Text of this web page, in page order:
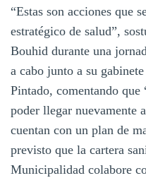
“Estas son acciones que
estratégico de salud”,
Bouhid durante una
a cabo junto a su
Pintado, comentando que
poder llegar nuevamente
cuentan con un plan de
previsto que la cartera
Municipalidad colabore